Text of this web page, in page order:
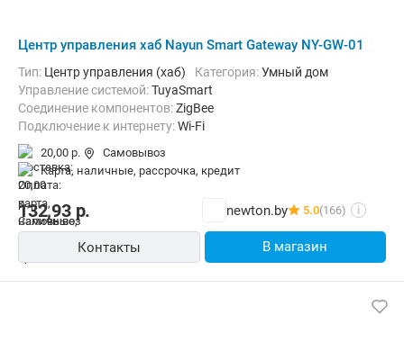
Центр управления хаб Nayun Smart Gateway NY-GW-01
Тип: Центр управления (хаб) Категория:Умный дом
Управление системой:TuyaSmart
Соединение компонентов:ZigBee
Подключение к интернету:Wi-Fi
20,00 р.
Самовывоз
карта, наличные, рассрочка, кредит
132,93р. newton.by 5.0(166) i
Контакты В магазин